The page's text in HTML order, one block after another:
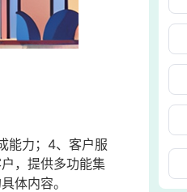
能力；4、客户服
，提供多功能集
体内容。